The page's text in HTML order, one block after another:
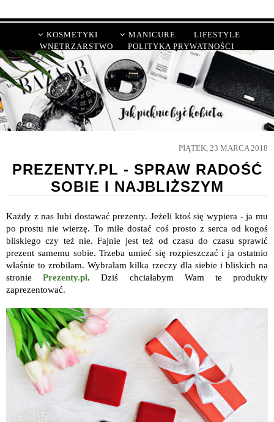
KOSMETYKI MANICURE
LIFESTYLE
WNĘTRZARSTWO
POLITYKA PRYWATNOŚCI
PIĄTEK, 23 MARCA 2018
PREZENTY.PL - SPRAW RADOŚĆ
SOBIE I NAJBLIŻSZYM
Każdy z nas lubi dostawać prezenty. Jeżeli ktoś się wypiera - ja mu
po prostu nie wierzę. To miłe dostać coś prosto z serca od kogoś
bliskiego czy też nie. Fajnie jest też od czasu do czasu sprawić
prezent samemu sobie. Trzeba umieć się rozpieszczać i ja ostatnio
właśnie to zrobiłam. Wybrałam kilka rzeczy dla siebie i bliskich na
stroniePrezenty.pl. Dziś chciałabym Wam te produkty
zaprezentować.